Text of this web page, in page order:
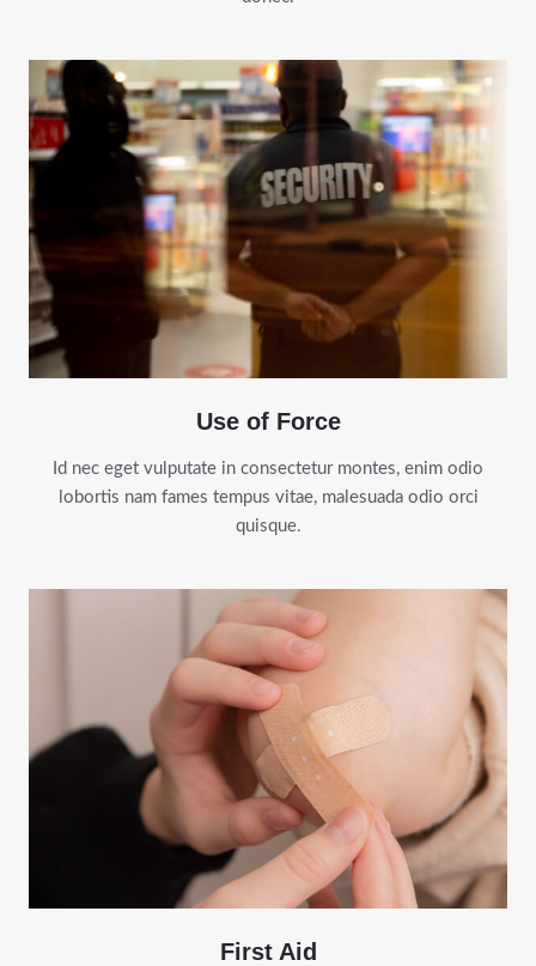
Use of Force
Id nec eget vulputate in consectetur montes, enim odio
lobortis nam fames tempus vitae, malesuada odio orci
quisque.
First Aid